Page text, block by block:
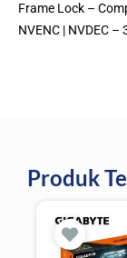
Frame Lock –
NVENC | NVDEC –
Produk